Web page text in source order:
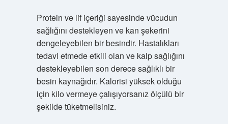
Protein ve lif içeriği sayesinde vücudun
sağlığını destekleyen ve kan şekerini
dengeleyebilen bir besindir. Hastalıkları
tedavi etmede etkili olan ve kalp sağlığını
destekleyebilen son derece sağlıklı bir
besin kaynağıdır. Kalorisi yüksek olduğu
için kilo vermeye çalışıyorsanız ölçülü bir
şekilde tüketmelisiniz.